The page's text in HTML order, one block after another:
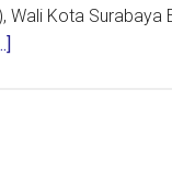
Wali Kota Surabaya